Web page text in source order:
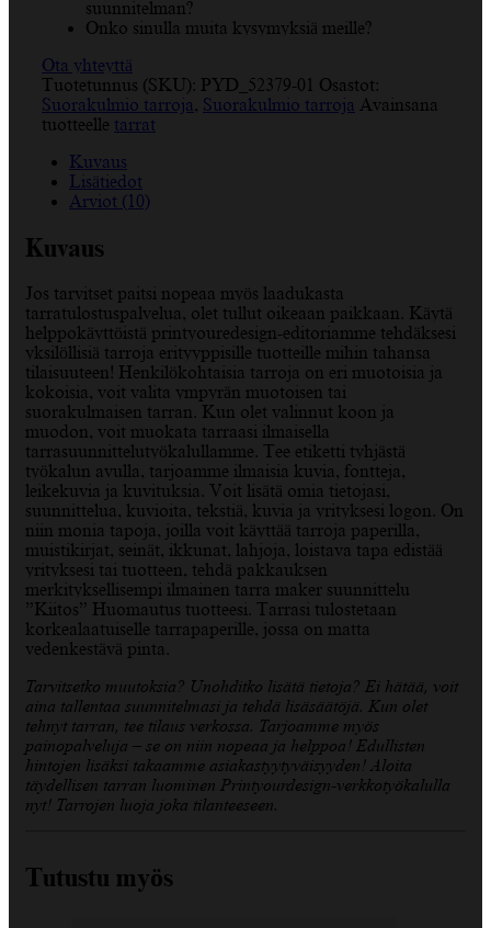
suunnitelman?
Onko sinulla muita kysymyksiä meille?
Ota yhteyttä
Tuotetunnus (SKU): PYD_52379-01 Osastot:
Suorakulmio tarroja, Suorakulmio tarroja Avainsana
tuotteelle tarrat
Kuvaus
Lisätiedot
Arviot (10)
Kuvaus
Jos tarvitset paitsi nopeaa myös laadukasta
tarratulostuspalvelua, olet tullut oikeaan paikkaan. Käytä
helppokäyttöistä printyouredesign-editoriamme tehdäksesi
yksilöllisiä tarroja erityyppisille tuotteille mihin tahansa
tilaisuuteen! Henkilökohtaisia tarroja on eri muotoisia ja
kokoisia, voit valita ympyrän muotoisen tai
suorakulmaisen tarran. Kun olet valinnut koon ja
muodon, voit muokata tarraasi ilmaisella
tarrasuunnittelutyökalullamme. Tee etiketti tyhjästä
työkalun avulla, tarjoamme ilmaisia kuvia, fontteja,
leikekuvia ja kuvituksia. Voit lisätä omia tietojasi,
suunnittelua, kuvioita, tekstiä, kuvia ja yrityksesi logon. On
niin monia tapoja, joilla voit käyttää tarroja paperilla,
muistikirjat, seinät, ikkunat, lahjoja, loistava tapa edistää
yrityksesi tai tuotteen, tehdä pakkauksen
merkityksellisempi ilmainen tarra maker suunnittelu
”Kiitos” Huomautus tuotteesi. Tarrasi tulostetaan
korkealaatuiselle tarrapaperille, jossa on matta
vedenkestävä pinta.
Tarvitsetko muutoksia? Unohditko lisätä tietoja? Ei hätää, voit
aina tallentaa suunnitelmasi ja tehdä lisäsäätöjä. Kun olet
tehnyt tarran, tee tilaus verkossa. Tarjoamme myös
painopalveluja – se on niin nopeaa ja helppoa! Edullisten
hintojen lisäksi takaamme asiakastyytyväisyyden! Aloita
täydellisen tarran luominen Printyourdesign-verkkotyökalulla
nyt! Tarrojen luoja joka tilanteeseen.
Tutustu myös